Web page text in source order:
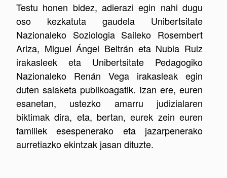
Testu honen bidez, adierazi egin nahi dugu
oso kezkatuta gaudela Unibertsitate
Nazionaleko Soziologia Saileko Rosembert
Ariza, Miguel Ángel Beltrán eta Nubia Ruiz
irakasleek eta Unibertsitate Pedagogiko
Nazionaleko Renán Vega irakasleak egin
duten salaketa publikoagatik. Izan ere, euren
esanetan, ustezko amarru judizialaren
biktimak dira, eta, bertan, eurek zein euren
familiek esespenerako eta jazarpenerako
aurretiazko ekintzak jasan dituzte.